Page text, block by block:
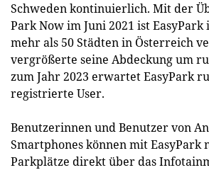
Schweden kontinuierlich. Mit der
Park Now im Juni 2021 ist
mehr als 50 Städten in Österreich
vergrößerte seine Abdeckung um
zum Jahr 2023 erwartet EasyPark
registrierte User.
Benutzerinnen und Benutzer von
Smartphones können mit EasyPark
Parkplätze direkt über das